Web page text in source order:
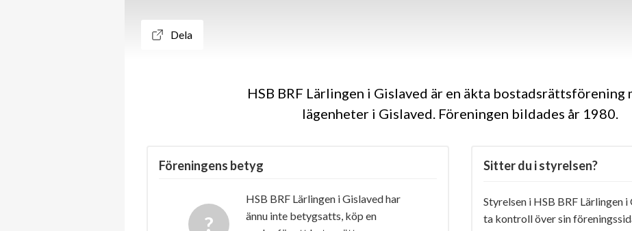
Dela
HSB BRF Lärlingen i Gislaved är en äkta bostadsrättsförening
lägenheter i Gislaved. Föreningen bildades år 1980
Föreningens betyg
HSB BRF Lärlingen i Gislaved har
ännu inte betygsatts, köp en
Sitter du i styrelsen?
Styrelsen i HSB BRF Lärlingen
ta kontroll över sin